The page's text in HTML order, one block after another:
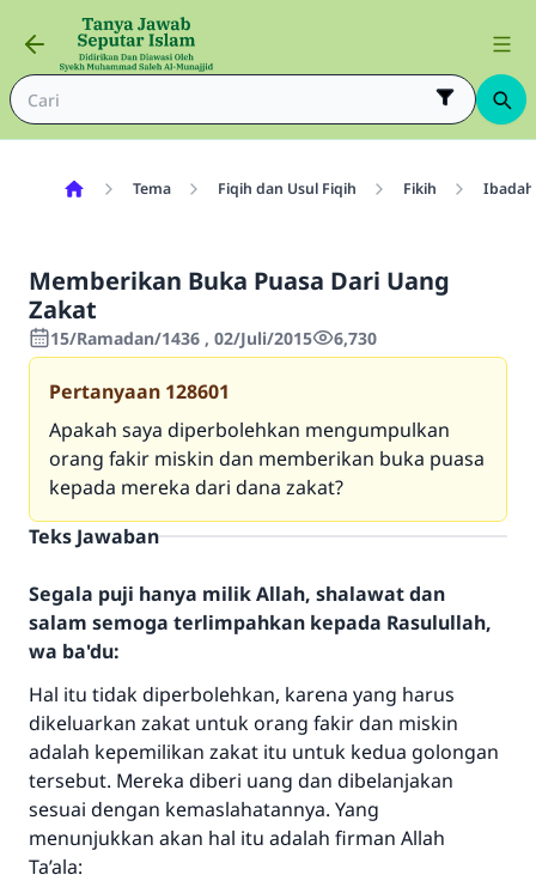
Tema Fiqih dan Usul Fiqih Fikih
Memberikan Buka Puasa Dari Uang
Zakat
15/Ramadan/1436 , 02/Juli/2015 6,730
Pertanyaan 128601
Apakah saya diperbolehkan mengumpulkan
orang fakir miskin dan memberikan buka puasa
kepada mereka dari dana zakat?
Teks Jawaban
Segala puji hanya milik Allah, shalawat dan
salam semoga terlimpahkan kepada Rasulullah,
wa ba'du:
Hal itu tidak diperbolehkan, karena yang harus
dikeluarkan zakat untuk orang fakir dan miskin
adalah kepemilikan zakat itu untuk kedua golongan
tersebut. Mereka diberi uang dan dibelanjakan
sesuai dengan kemaslahatannya. Yang
menunjukkan akan hal itu adalah firman Allah
Ta’ala: